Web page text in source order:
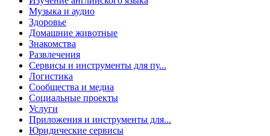
Музыка и аудио
Здоровье
Домашние животные
Знакомства
Развлечения
Сервисы и инструменты для пу...
Логистика
Сообщества и медиа
Социальные проекты
Услуги
Приложения и инструменты для...
Юридические сервисы